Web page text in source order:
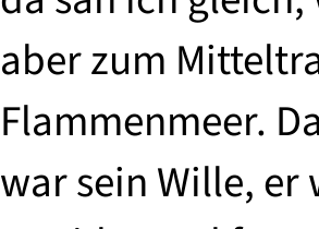
aber zum
Flammenmeer.
war sein Wille,